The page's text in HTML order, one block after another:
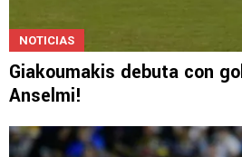
NOTICIAS
Giakoumakis debuta con
Anselmi!